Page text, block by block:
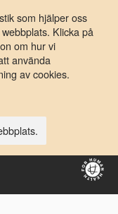
som hjälper oss
Klicka på
om hur vi
använda
av cookies.